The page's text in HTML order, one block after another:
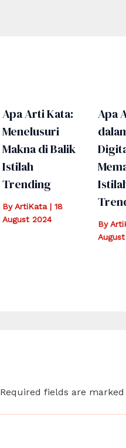
Apa Arti Kata:
Menelusuri
Makna di Balik
Istilah
Trending
ByArtiKata | 18
August 2024
Apa
By
Required fields are marked